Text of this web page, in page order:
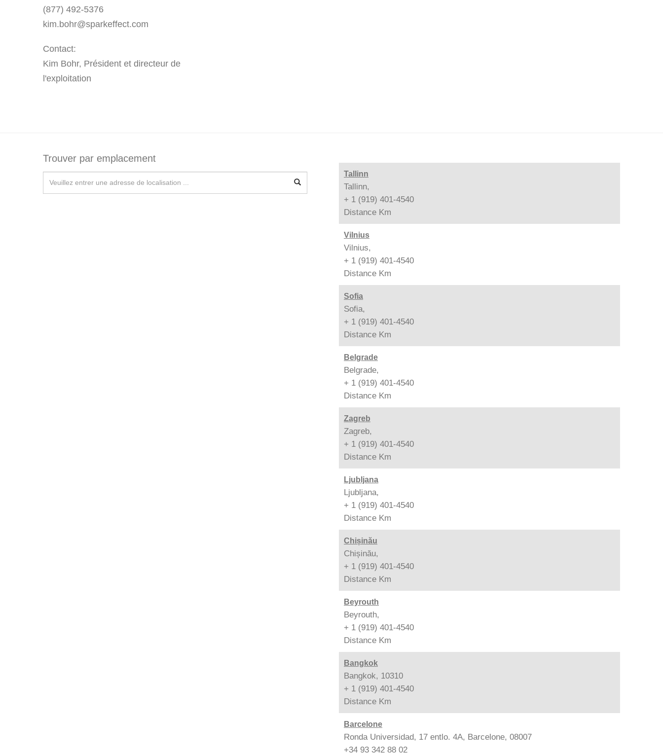
(877) 492-5376
kim.bohr@sparkeffect.com
Contact:
Kim Bohr, Président et directeur de
l'exploitation
Trouver par emplacement
Tallinn
Tallinn,
+ 1 (919) 401-4540
Distance Km
Vilnius
Vilnius,
+ 1 (919) 401-4540
Distance Km
Sofia
Sofia,
+ 1 (919) 401-4540
Distance Km
Belgrade
Belgrade,
+ 1 (919) 401-4540
Distance Km
Zagreb
Zagreb,
+ 1 (919) 401-4540
Distance Km
Ljubljana
Ljubljana,
+ 1 (919) 401-4540
Distance Km
Chișinău
Chișinău,
+ 1 (919) 401-4540
Distance Km
Beyrouth
Beyrouth,
+ 1 (919) 401-4540
Distance Km
Bangkok
Bangkok, 10310
+ 1 (919) 401-4540
Distance Km
Barcelone
Ronda Universidad, 17 entlo. 4A, Barcelone, 08007
+34 93 342 88 02